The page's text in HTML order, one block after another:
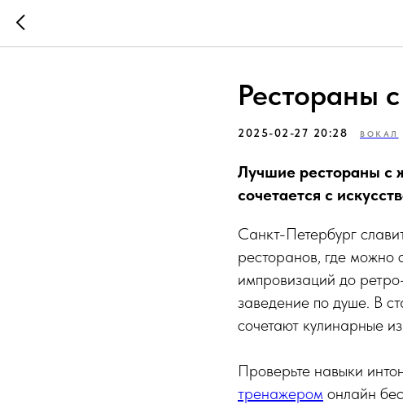
Рестораны
2025-02-27 20:28 ВОКАЛ
Лучшие рестораны с
сочетается с
Санкт-Петербург
ресторанов, где можно
импровизаций до
заведение по душе. В
сочетают кулинарные
Проверьте навыки
тренажером онлайн